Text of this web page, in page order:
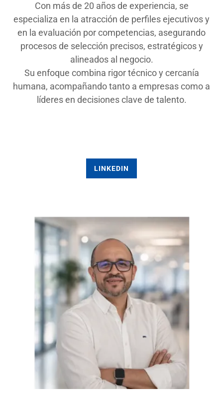
Con más de 20 años de experiencia, se
especializa en la atracción de perfiles ejecutivos y
en la evaluación por competencias, asegurando
procesos de selección precisos, estratégicos y
alineados al negocio.
Su enfoque combina rigor técnico y cercanía
humana, acompañando tanto a empresas como a
líderes en decisiones clave de talento.
LINKEDIN